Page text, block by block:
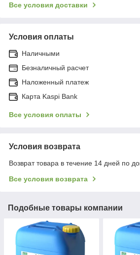
Все условия доставки
Условия оплаты
Наличными
Безналичный расчет
Наложенный платеж
Карта Kaspi Bank
Все условия оплаты
Условия возврата
Возврат товара в течение 14 дней по
Все условия возврата
Подобные товары компании